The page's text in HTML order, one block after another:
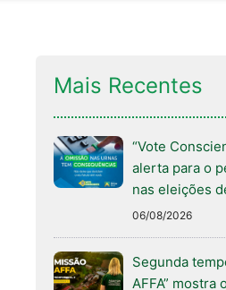
Mais Recentes
“Vote
alerta para o
nas eleições
06/08/2026
Segunda
AFFA” mostra